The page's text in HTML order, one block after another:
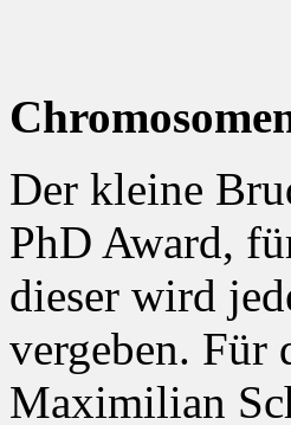
Der kleine
PhD Award,
dieser wird
vergeben. Für
Maximilian